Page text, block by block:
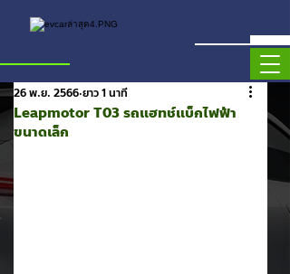
Leapmotor T03 รถแฮทช์แบ็กไฟฟ้า
ขนาดเล็ก
26 พ.ย. 2566 ยาว 1 นาที